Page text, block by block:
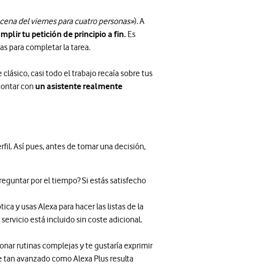
del viernes para cuatro personas»). A
tu petición de principio a fin. Es
para completar la tarea.
casi todo el trabajo recaía sobre tus
con un asistente realmente
Así pues, antes de tomar una decisión,
por el tiempo? Si estás satisfecho
y usas Alexa para hacer las listas de la
está incluido sin coste adicional.
rutinas complejas y te gustaría exprimir
avanzado como Alexa Plus resulta